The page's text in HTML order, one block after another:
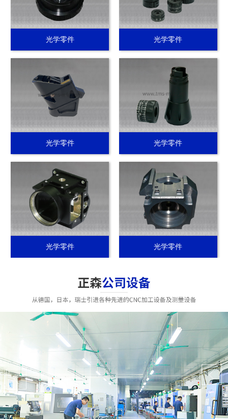
光学零件 光学零件
光学零件 光学零件
光学零件 光学零件